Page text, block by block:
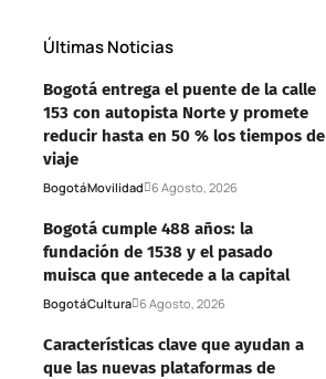
Últimas Noticias
Bogotá entrega el puente de la calle
153 con autopista Norte y promete
reducir hasta en 50 % los tiempos de
viaje
BogotáMovilidad 6 Agosto, 2026
Bogotá cumple 488 años: la
fundación de 1538 y el pasado
muisca que antecede a la capital
BogotáCultura 6 Agosto, 2026
Características clave que ayudan a
que las nuevas plataformas de